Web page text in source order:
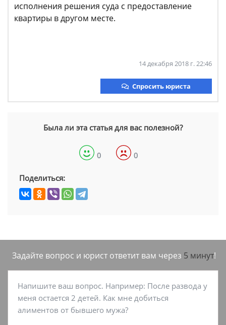
исполнения решения суда с предоставление
квартиры в другом месте.
14 декабря 2018 г. 22:46
Спросить юриста
Была ли эта статья для вас полезной?
0 0
Поделиться:
Задайте вопрос и юрист ответит вам через 5 минут!